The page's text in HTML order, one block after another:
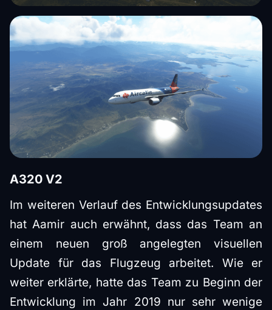
A320 V2
Im weiteren Verlauf des Entwicklungsupdates
hat Aamir auch erwähnt, dass das Team an
einem neuen groß angelegten visuellen
Update für das Flugzeug arbeitet. Wie er
weiter erklärte, hatte das Team zu Beginn der
Entwicklung im Jahr 2019 nur sehr wenige